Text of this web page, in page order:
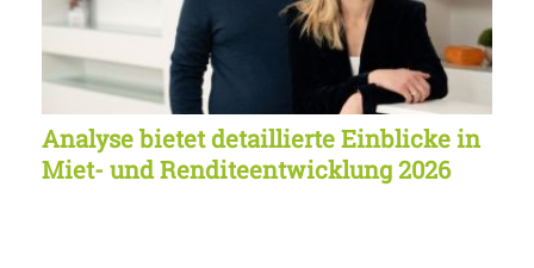
Analyse bietet detaillierte Einblicke in
Miet- und Renditeentwicklung 2026